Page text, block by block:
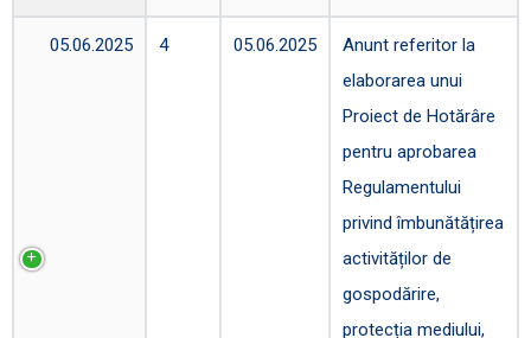
05.06.2025 4 05.06.2025
Anunt referitor la
elaborarea unui
Proiect de Hotărâre
pentru aprobarea
Regulamentului
privind îmbunătățirea
activităților de
gospodărire,
protecția mediului,